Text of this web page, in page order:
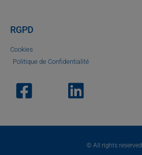
RGPD
Cookies
Politique de Confidentialité
© All rights reserved